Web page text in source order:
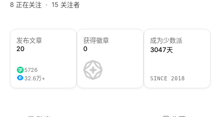
8 正在关注 15 关注者
发布文章
20
5726
32.6万+
获得徽章
0
成为少数派
3047天
SINCE 2018